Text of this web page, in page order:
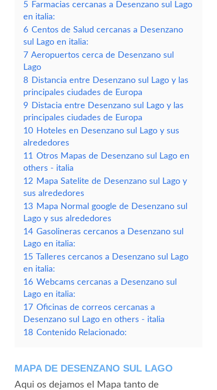
5 Farmacias cercanas a Desenzano sul Lago
en italia:
6 Centos de Salud cercanas a Desenzano
sul Lago en italia:
7 Aeropuertos cerca de Desenzano sul
Lago
8 Distancia entre Desenzano sul Lago y las
principales ciudades de Europa
9 Distacia entre Desenzano sul Lago y las
principales ciudades de Europa
10 Hoteles en Desenzano sul Lago y sus
alrededores
11 Otros Mapas de Desenzano sul Lago en
others - italia
12 Mapa Satelite de Desenzano sul Lago y
sus alrededores
13 Mapa Normal google de Desenzano sul
Lago y sus alrededores
14 Gasolineras cercanos a Desenzano sul
Lago en italia:
15 Talleres cercanos a Desenzano sul Lago
en italia:
16 Webcams cercanas a Desenzano sul
Lago en italia:
17 Oficinas de correos cercanas a
Desenzano sul Lago en others - italia
18 Contenido Relacionado:
MAPA DE DESENZANO SUL LAGO
Aqui os dejamos el Mapa tanto de